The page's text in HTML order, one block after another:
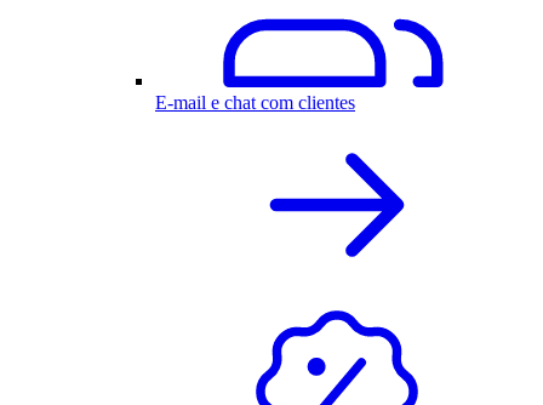
E-mail e chat com clientes